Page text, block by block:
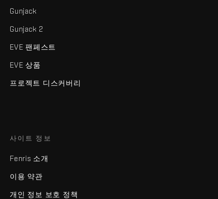
Gunjack
Gunjack 2
EVE 팬페스트
EVE 상품
프로젝트 디스커버리
사이트 정보
Fenris 소개
이용 약관
개인 정보 보호 정책